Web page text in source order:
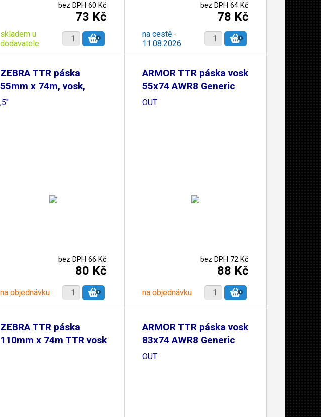
bez DPH 60 Kč
73 Kč
skladem u
dodavatele
bez DPH 64 Kč
78 Kč
na cestě -
11.08.2026
ZEBRA TTR páska
55mm x 74m, vosk,
OUT, 0
,5"
bez DPH 66 Kč
80 Kč
na objednávku
ARMOR TTR páska vosk
55x74 AWR8 Generic
OUT
bez DPH 72 Kč
88 Kč
na objednávku
ZEBRA TTR páska
110mm x 74m TTR vosk
ARMOR TTR páska vosk
83x74 AWR8 Generic
OUT